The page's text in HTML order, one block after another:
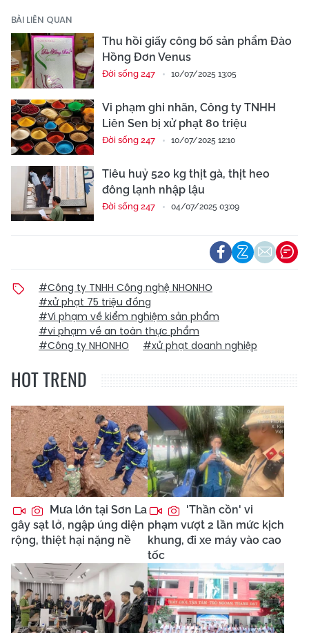
BÀI LIÊN QUAN
Thu hồi giấy công bố sản phẩm Đào
Hồng Đơn Venus
Đời sống 247 10/07/2025 13:05
Vi phạm ghi nhãn, Công ty TNHH
Liên Sen bị xử phạt 80 triệu
Đời sống 247 10/07/2025 12:10
Tiêu huỷ 520 kg thịt gà, thịt heo
đông lạnh nhập lậu
Đời sống 247 04/07/2025 03:09
#Công ty TNHH Công nghệ NHONHO
#xử phạt 75 triệu đồng
#Vi phạm về kiểm nghiệm sản phẩm
#vi phạm về an toàn thực phẩm
#Công ty NHONHO
#xử phạt doanh nghiệp
HOT TREND
Mưa lớn tại Sơn La
gây sạt lở, ngập úng diện
rộng, thiệt hại nặng nề
'Thần cồn' vi
phạm vượt 2 lần mức kịch
khung, đi xe máy vào cao
tốc